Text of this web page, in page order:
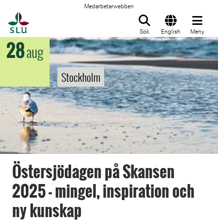
Medarbetarwebben
Sök English Meny
28aug
Stockholm
Östersjödagen på Skansen
2025 - mingel, inspiration och
ny kunskap